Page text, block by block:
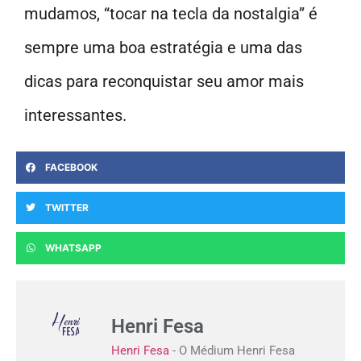
mudamos, “tocar na tecla da nostalgia” é
sempre uma boa estratégia e uma das
dicas para reconquistar seu amor mais
interessantes.
FACEBOOK
TWITTER
WHATSAPP
Henri Fesa
Henri Fesa - O Médium Henri Fesa